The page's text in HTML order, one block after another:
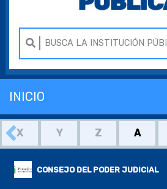
INICIO
X Y Z A
CONSEJO DEL PODER JUDICIAL